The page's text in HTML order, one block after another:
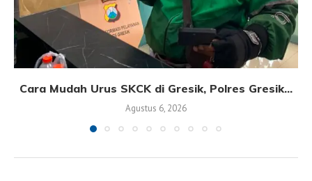
Cara Mudah Urus SKCK di Gresik, Polres Gresik...
Agustus 6, 2026